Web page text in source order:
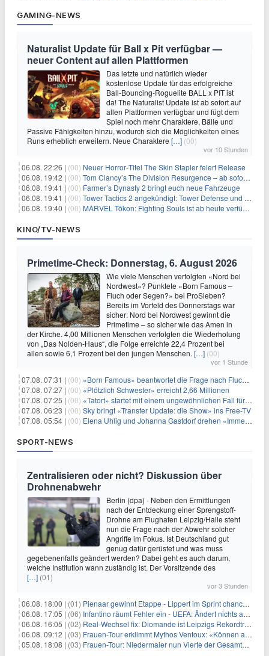
GAMING-NEWS
Naturalist Update für Ball x Pit verfügbar —
neuer Content auf allen Plattformen
Das letzte und natürlich wieder
kostenlose Update für das erfolgreiche
Ball-Bouncing-Roguelite BALL x PIT ist
da! The Naturalist Update ist ab sofort auf
allen Plattformen verfügbar und fügt dem
Spiel noch mehr Charaktere, Bälle und
Passive Fähigkeiten hinzu, wodurch sich die Möglichkeiten eines
Runs erheblich erweitern. Neue Charaktere […] (00)
vor 10 Stunden
06.08. 22:26 | (00) Neuer Horror‑Titel The Skin Stapler feiert Release
06.08. 19:42 | (00) Tom Clancy’s The Division Resurgence – ab sofort für euch verfügbar
06.08. 19:41 | (00) Farmer’s Dynasty 2 bringt euch neue Fahrzeuge
06.08. 19:41 | (00) Tower Tactics 2 angekündigt: Tower Defense und Deckbuilding Kombo kehrt zurück
06.08. 19:40 | (00) MARVEL Tōkon: Fighting Souls ist ab heute verfügbar
KINO/TV-NEWS
Primetime-Check: Donnerstag, 6. August 2026
Wie viele Menschen verfolgten «Nord bei
Nordwest»? Punktete «Born Famous –
Fluch oder Segen?» bei ProSieben?
Bereits im Vorfeld des Donnerstags war
sicher: Nord bei Nordwest gewinnt die
Primetime – so sicher wie das Amen in
der Kirche. 4,00 Millionen Menschen verfolgten die Wiederholung
von „Das Nolden-Haus“, die Folge erreichte 22,4 Prozent bei
allen sowie 6,1 Prozent bei den jungen Menschen. […] (00)
vor 1 Stunde
07.08. 07:31 | (00) «Born Famous» beantwortet die Frage nach Fluch oder Segen
07.08. 07:27 | (00) «Plötzlich Schwester» erreicht 2,66 Millionen
07.08. 07:25 | (00) «Tatort» startet mit einem ungewöhnlichen Fall für Charlotte Lindholm
07.08. 06:23 | (00) Sky bringt «Transfer Update: die Show» ins Free-TV
07.08. 05:54 | (00) Elena Uhlig und Johanna Gastdorf drehen «Immer fehlt was»
SPORT-NEWS
Zentralisieren oder nicht? Diskussion über
Drohnenabwehr
Berlin (dpa) - Neben den Ermittlungen
nach der Entdeckung einer Sprengstoff-
Drohne am Flughafen Leipzig/Halle steht
nun die Frage nach der Abwehr solcher
Angriffe im Fokus. Ist Deutschland gut
genug dafür gerüstet und was muss
gegebenenfalls geändert werden? Dabei geht es auch darum,
welche Institution wann zuständig ist. Der Vorsitzende des
[…] (01)
vor 3 Stunden
06.08. 18:00 | (01) Pienaar gewinnt Etappe - Lippert im Sprint chancenlos
06.08. 17:05 | (06) Infantino räumt Fehler ein - UEFA: Ändert nichts an Boykott
06.08. 16:05 | (02) Real-Wechsel fix: Diomande ist Leipzigs Rekordtransfer
06.08. 09:12 | (03) Frauen-Tour erklimmt Mythos Ventoux: «Können alles schaffen»
05.08. 18:08 | (03) Frauen-Tour: Niedermaier nun Vierte der Gesamtwertung